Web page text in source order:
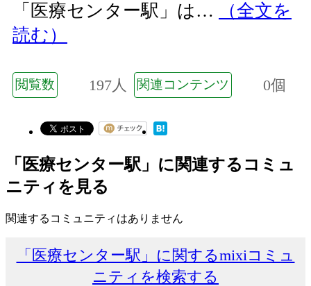
「医療センター駅」は…
（全文を
読む）
閲覧数 197人 関連コンテンツ 0個
「医療センター駅」に関連するコミュ
ニティを見る
関連するコミュニティはありません
「医療センター駅」に関するmixiコミュ
ニティを検索する